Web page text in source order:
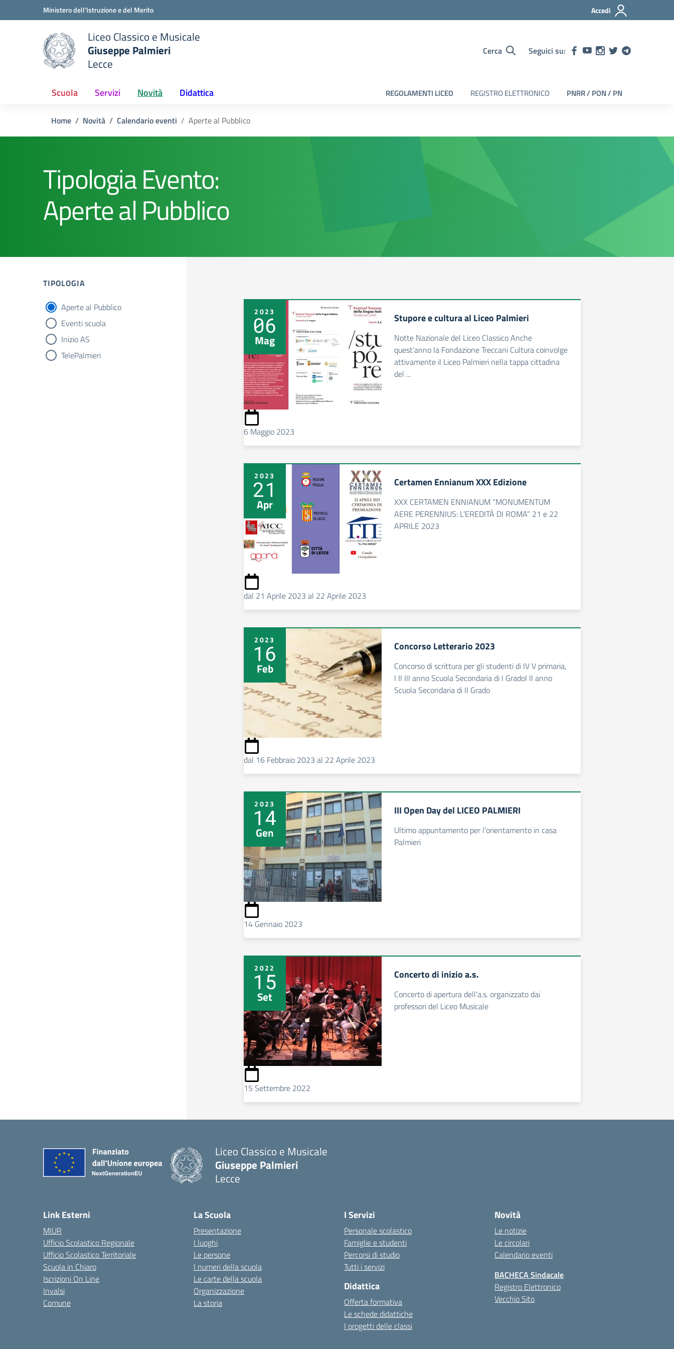
Vai ai contenuti
Vai al menu di navigazioneMinistero dell'Istruzione e del Merito Accedi
scuola
Liceo Classico e Musicale
Giuseppe Palmieri
Lecce
Cerca Seguici su:
Scuola Servizi Novità Didattica REGOLAMENTI LICEO REGISTRO ELETTRONICO PNRR / PON / PN
Home Novità Calendario eventi Aperte al Pubblico
Tipologia Evento:
Aperte al Pubblico
TIPOLOGIA
tipologia di articoli
Aperte al Pubblico
Eventi scuola
Inizio AS
TelePalmieri
2023
06
Mag
Stupore e cultura al Liceo Palmieri
Notte Nazionale del Liceo Classico Anche
quest’anno la Fondazione Treccani Cultura coinvolge
attivamente il Liceo Palmieri nella tappa cittadina
del ...
6 Maggio 2023
2023
21
Apr
Certamen Ennianum XXX Edizione
XXX CERTAMEN ENNIANUM “MONUMENTUM
AERE PERENNIUS: L’EREDITÀ DI ROMA” 21 e 22
APRILE 2023
dal 21 Aprile 2023 al 22 Aprile 2023
2023
16
Feb
Concorso Letterario 2023
Concorso di scrittura per gli studenti di IV V primaria,
I II III anno Scuola Secondaria di I GradoI II anno
Scuola Secondaria di II Grado
dal 16 Febbraio 2023 al 22 Aprile 2023
2023
14
Gen
III Open Day del LICEO PALMIERI
Ultimo appuntamento per l'orientamento in casa
Palmieri
14 Gennaio 2023
2022
15
Set
Concerto di inizio a.s.
Concerto di apertura dell'a.s. organizzato dai
professori del Liceo Musicale
15 Settembre 2022
Liceo Classico e Musicale
Giuseppe Palmieri
Lecce
Link Esterni
MIUR
Ufficio Scolastico Regionale
Ufficio Scolastico Territoriale
Scuola in Chiaro
Iscrizioni On Line
Invalsi
Comune
La Scuola
Presentazione
I luoghi
Le persone
I numeri della scuola
Le carte della scuola
Organizzazione
La storia
I Servizi
Personale scolastico
Famiglie e studenti
Percorsi di studio
Tutti i servizi
Didattica
Offerta formativa
Le schede didattiche
I progetti delle classi
Novità
Le notizie
Le circolari
Calendario eventi
BACHECA Sindacale
Registro Elettronico
Vecchio Sito